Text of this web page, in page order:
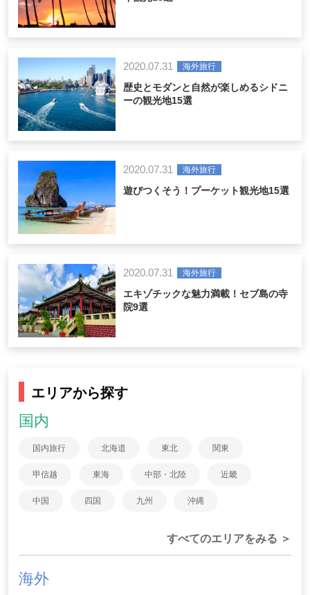
2020.07.31 海外旅行
歴史とモダンと自然が楽しめるシドニ
ーの観光地15選
2020.07.31 海外旅行
遊びつくそう！プーケット観光地15選
2020.07.31 海外旅行
エキゾチックな魅力満載！セブ島の寺
院9選
エリアから探す
国内
国内旅行 北海道 東北 関東
甲信越 東海 中部・北陸 近畿
中国 四国 九州 沖縄
すべてのエリアをみる ＞
海外